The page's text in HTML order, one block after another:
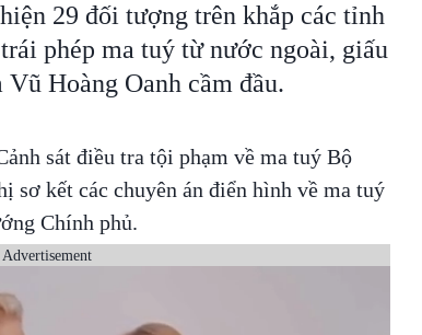
29 đối tượng trên khắp các tỉnh
phép ma tuý từ nước ngoài, giấu
Hoàng Oanh cầm đầu.
sát điều tra tội phạm về ma tuý Bộ
sơ kết các chuyên án điển hình về ma tuý
Chính phủ.
Advertisement